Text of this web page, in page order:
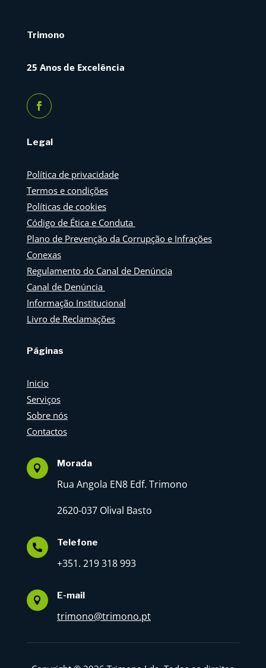
Trimono
25 Anos de Excelência
Legal
Política de privacidade
Termos e condições
Políticas de cookies
Código de Ética e Conduta
Plano de Prevenção da Corrupção e Infrações
Conexas
Regulamento do Canal de Denúncia
Canal de Denúncia
Informação Institucional
Livro de Reclamações
Páginas
Inicio
Serviços
Sobre nós
Contactos
 Morada
Rua Angola EN8 Edf. Trimono
2620-037 Olival Basto
 Telefone
+351. 219 318 993
 E-mail
trimono@trimono.pt